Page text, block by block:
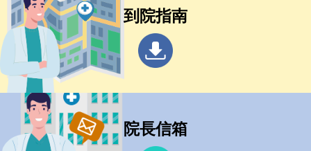
到院指南
院長信箱